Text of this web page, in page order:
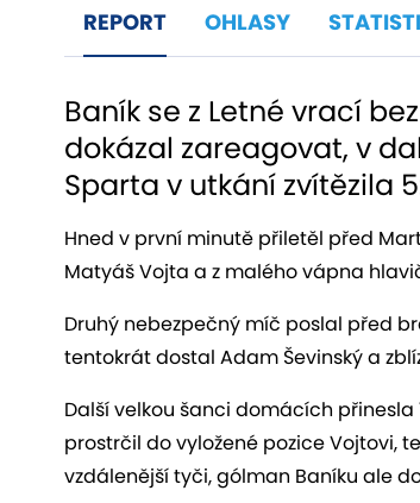
REPORT OHLASY
Baník se z Letné vrací
dokázal zareagovat, v
Sparta v utkání zvítězila
Hned v první minutě přiletěl před
Matyáš Vojta a z malého vápna
Druhý nebezpečný míč poslal před
tentokrát dostal Adam Ševinský a
Další velkou šanci domácích přinesla
prostrčil do vyložené pozice Vojtovi,
vzdálenější tyči, gólman Baníku ale